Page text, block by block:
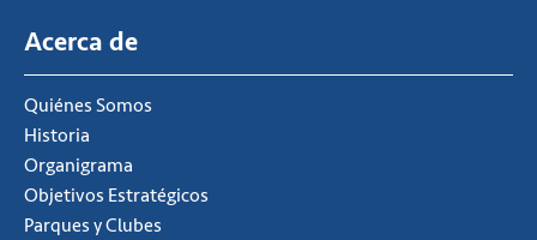
Acerca de
Quiénes Somos
Historia
Organigrama
Objetivos Estratégicos
Parques y Clubes